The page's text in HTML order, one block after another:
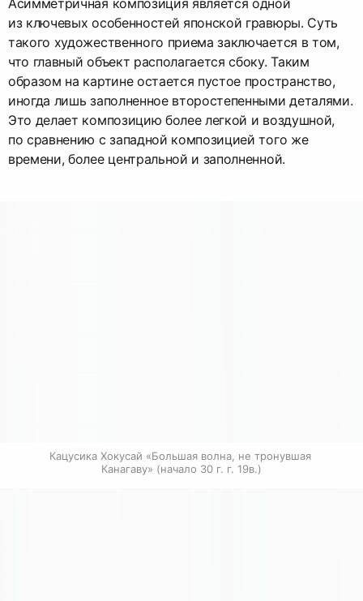
из ключевых особенностей японской гравюры. Суть
такого художественного приема заключается в том,
что главный объект располагается сбоку. Таким
образом на картине остается пустое пространство,
иногда лишь заполненное второстепенными деталями.
Это делает композицию более легкой и воздушной,
по сравнению с западной композицией того же
времени, более центральной и заполненной.
Кацусика Хокусай «Большая волна, не тронувшая
Канагаву» (начало 30 г. г. 19в.)